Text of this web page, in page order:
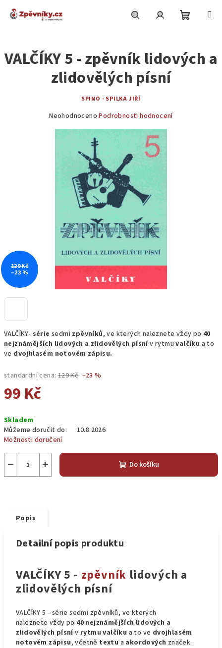
košík
VALČÍKY- série sedmi zpěvníků, ve kterých naleznete vždy po 40
nejznámějších lidových a zlidovělých písnív rytmuvalčíku a to
ve dvojhlasém notovém zápisu.
standardní cena: 129 Kč –23 %
99 Kč
cena:
Skladem
Můžeme doručit do:
10.8.2026
Možnosti doručení
+
− Do košíku
VALČÍKY 5 - zpěvník lidových a
zlidovělých písní
SPINO - SPILKA JIŘÍ
Průměrné
produktu
hvězdiček.
Neohodnoceno Podrobnosti hodnocení
129 Kč
–23 %
Popis
Detailní popis produktu
VALČÍKY 5 - zpěvník lidových a
zlidovělých písní
VALČÍKY 5 - série sedmi zpěvníků, ve kterých
naleznete vždy po 40 nejznámějších lidových a
zlidovělých písnív rytmu valčíku a to ve dvojhlasém
notovém zápisu, včetně textu a akordových značek.